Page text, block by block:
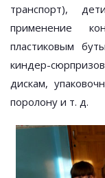
транспорт),
применение
пластиковым
киндер-
дискам,
поролону и т. д.